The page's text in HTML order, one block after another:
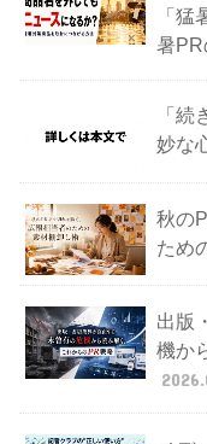
「
暑
「
妙な
秋の
ため
出版
機か